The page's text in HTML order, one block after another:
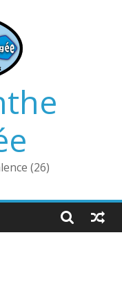
(26)